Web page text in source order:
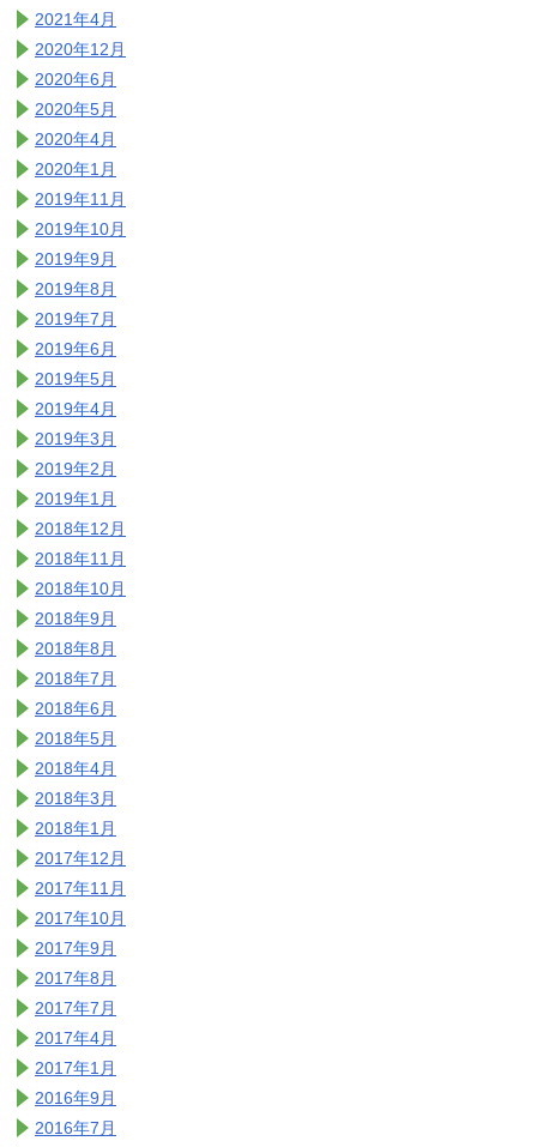
2021年4月
2020年12月
2020年6月
2020年5月
2020年4月
2020年1月
2019年11月
2019年10月
2019年9月
2019年8月
2019年7月
2019年6月
2019年5月
2019年4月
2019年3月
2019年2月
2019年1月
2018年12月
2018年11月
2018年10月
2018年9月
2018年8月
2018年7月
2018年6月
2018年5月
2018年4月
2018年3月
2018年1月
2017年12月
2017年11月
2017年10月
2017年9月
2017年8月
2017年7月
2017年4月
2017年1月
2016年9月
2016年7月